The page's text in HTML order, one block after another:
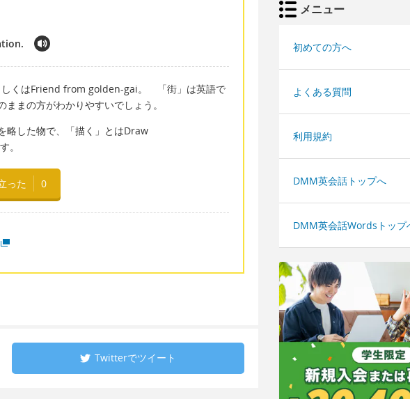
しくはFriend from golden-gai。 「街」は英語で
まの方がわかりやすいでしょう。
略した物で、「描く」とはDraw
。
った 0
Twitterでツイート
メニュー
初めての方へ
よくある質問
利用規約
DMM英会話トップへ
DMM英会話Wordsトップ